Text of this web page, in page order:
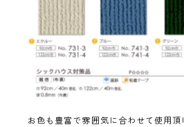
お色も豊富で雰囲気に合わせて使用